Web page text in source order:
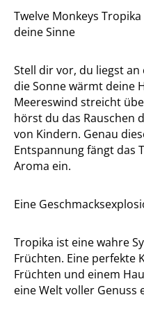
Twelve Monkeys
deine Sinne
Stell dir vor, du liegst
die Sonne wärmt deine
Meereswind streicht
hörst du das Rauschen
von Kindern. Genau
Entspannung fängt das
Aroma ein.
Eine
Tropika ist eine wahre
Früchten. Eine perfekte
Früchten und einem
eine Welt voller Genuss